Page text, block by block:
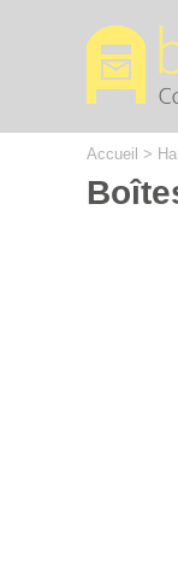
Accueil >